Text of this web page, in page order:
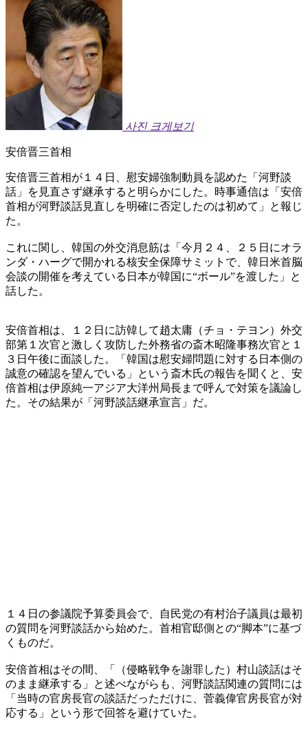
사진 크게보기
安倍晋三首相
安倍晋三首相が１４日、慰安婦強制動員を認めた「河野談
話」を見直さず継承すると明らかにした。時事通信は「安倍
首相が河野談話見直しを明確に否定したのは初めて」と報じ
た。
これに関し、韓国の外交消息筋は「今月２４、２５日にオラ
ンダ・ハーグで開かれる核安全保障サミットで、韓日米首脳
会談の開催を考えている日本が韓国に“ボール”を渡した」と
話した。
安倍首相は、１２日に訪韓して趙太庸（チョ・テヨン）外交
部第１次官と激しく攻防した外務省の斎木昭隆事務次官と１
３日午後に面談した。「韓国は慰安婦問題に対する日本側の
誠意の確認を望んでいる」という斎木氏の報告を聞くと、安
倍首相は伊原純一アジア大洋州局長まで呼んで対策を議論し
た。その結果が「河野談話継承宣言」だ。
１４日の参議院予算委員会で、自民党の有村治子議員は最初
の質問を河野談話から始めた。首相官邸側との“脚本”に基づ
くものだ。
安倍首相はその間、「（侵略戦争を謝罪した）村山談話はそ
のまま継承する」と述べながらも、河野談話関連の質問には
「当時の官房長官の談話だっただけに、菅義偉官房長官が対
応する」という形で回答を避けていた。